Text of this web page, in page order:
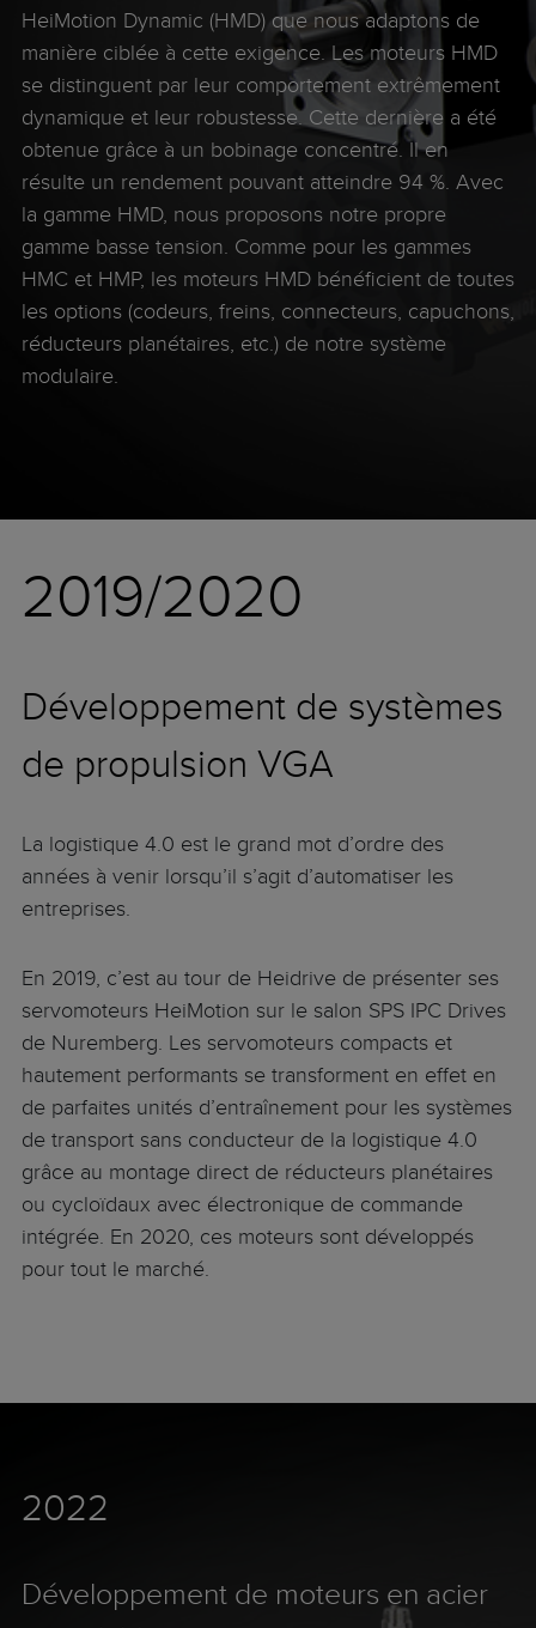
HeiMotion Dynamic (HMD) que nous adaptons de
manière ciblée à cette exigence. Les moteurs HMD
se distinguent par leur comportement extrêmement
dynamique et leur robustesse. Cette dernière a été
obtenue grâce à un bobinage concentré. Il en
résulte un rendement pouvant atteindre 94 %. Avec
la gamme HMD, nous proposons notre propre
gamme basse tension. Comme pour les gammes
HMC et HMP, les moteurs HMD bénéficient de toutes
les options (codeurs, freins, connecteurs, capuchons,
réducteurs planétaires, etc.) de notre système
modulaire.
2019/2020
Développement de systèmes
de propulsion VGA
La logistique 4.0 est le grand mot d’ordre des
années à venir lorsqu’il s’agit d’automatiser les
entreprises.
En 2019, c’est au tour de Heidrive de présenter ses
servomoteurs HeiMotion sur le salon SPS IPC Drives
de Nuremberg. Les servomoteurs compacts et
hautement performants se transforment en effet en
de parfaites unités d’entraînement pour les systèmes
de transport sans conducteur de la logistique 4.0
grâce au montage direct de réducteurs planétaires
ou cycloïdaux avec électronique de commande
intégrée. En 2020, ces moteurs sont développés
pour tout le marché.
2022
Développement de moteurs en acier